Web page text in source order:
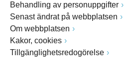
Behandling av personuppgifter
Senast ändrat på webbplatsen
Om webbplatsen
Kakor, cookies
Tillgänglighetsredogörelse